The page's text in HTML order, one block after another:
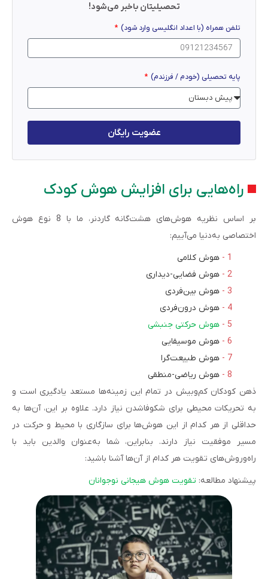
تحصیلیتان باخبر می‌شود!
تلفن همراه (با اعداد انگلیسی وارد شود)
پایه تحصیلی (خودم / فرزندم)
عضویت رایگان
راه‌هایی برای افزایش هوش کودک
بر اساس نظریه هوش‌های هشت‌گانه گاردنر، ما با 8 نوع هوش
اختصاصی به‌دنیا می‌آییم:
هوش کلامی
هوش فضایی-دیداری
هوش بین‌فردی
هوش درون‌فردی
هوش حرکتی جنبشی
هوش موسیقایی
هوش طبیعت‌گرا
هوش ریاضی-منطقی
ذهن کودکان کم‌وبیش در تمام این زمینه‌ها مستعد یادگیری است و
به تحریکات محیطی برای شکوفاشدن نیاز دارد. علاوه بر این، آن‌ها به‌
حداقلی از هر کدام از این هوش‌ها برای سازگاری با محیط و حرکت در
مسیر موفقیت نیاز دارند. بنابراین، شما به‌عنوان والدین باید با
راه‌وروش‌های تقویت هر کدام از آن‌ها آشنا باشید:
پیشنهاد مطالعه: تقویت هوش هیجانی نوجوانان